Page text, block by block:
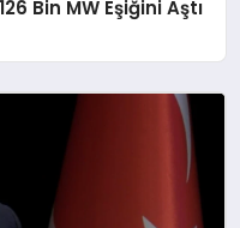
Bin MW Eşiğini Aştı